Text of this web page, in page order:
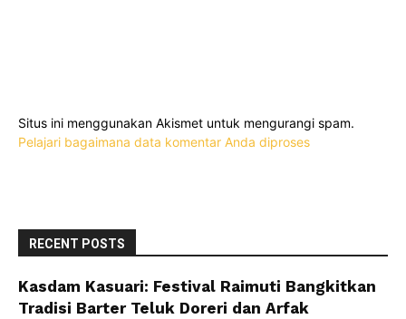
Situs ini menggunakan Akismet untuk mengurangi spam.
Pelajari bagaimana data komentar Anda diproses
RECENT POSTS
Kasdam Kasuari: Festival Raimuti Bangkitkan
Tradisi Barter Teluk Doreri dan Arfak